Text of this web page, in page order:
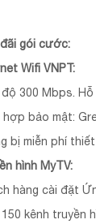
gói cước:
Wifi VNPT:
300 Mbps.
bảo mật:
bị miễn phí
hình MyTV:
hàng cài đặt
kênh truyền